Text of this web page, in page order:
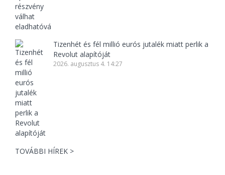
Tizenhét és fél millió eurós jutalék miatt perlik a
Revolut alapítóját
2026. augusztus 4. 14:27
TOVÁBBI HÍREK >